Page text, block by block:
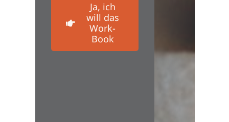
Ja, ich
will das
Work-
Book